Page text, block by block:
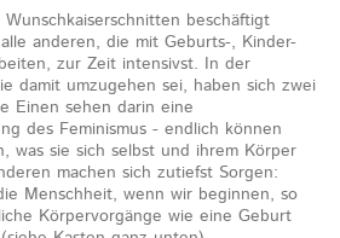
beschäftigt
anderen, die mit Geburts-, Kinder-
zur Zeit intensivst. In der
damit umzugehen sei, haben sich zwei
Einen sehen darin eine
des Feminismus - endlich können
was sie sich selbst und ihrem Körper
machen sich zutiefst Sorgen:
Menschheit, wenn wir beginnen, so
Körpervorgänge wie eine Geburt